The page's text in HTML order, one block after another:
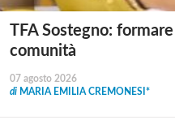
TFA Sostegno:
comunità
07 agosto 2026
di MARIA EMILIA CREMONESI*